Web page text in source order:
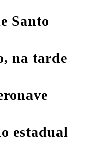
Santo
, na tarde
estadual